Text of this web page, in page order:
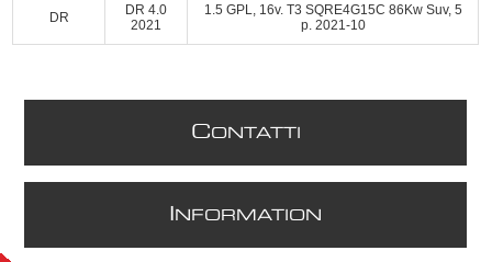
DR
DR 4.0
2021
1.5 GPL, 16v. T3 SQRE4G15C 86Kw Suv, 5
p. 2021-10
CONTATTI
NFORMATION